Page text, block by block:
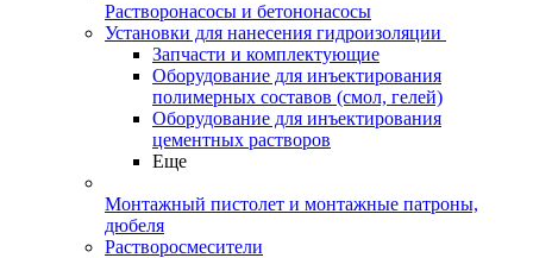
Растворонасосы и бетононасосы
Установки для нанесения гидроизоляции
Запчасти и комплектующие
Оборудование для инъектирования
полимерных составов (смол, гелей)
Оборудование для инъектирования
цементных растворов
Еще
Монтажный пистолет и монтажные патроны,
дюбеля
Растворосмесители